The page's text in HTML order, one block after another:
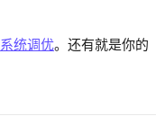
系统调优。还有就是你的